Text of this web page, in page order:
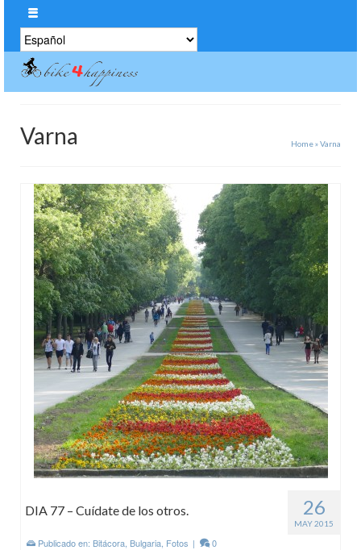
Elegir
un
idioma
Varna Home»Varna
26
MAY 2015
DIA 77 – Cuídate de los otros.
Publicado en: Bitácora Bulgaria Fotos | 0